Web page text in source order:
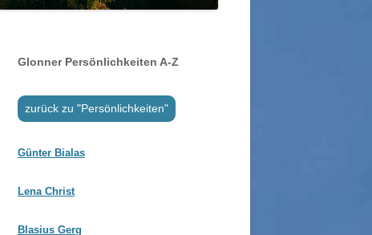
GLONNER BAUDENKMÄLER
Glonner Persönlichkeiten A-Z
zurück zu "Persönlichkeiten"
Günter Bialas
Lena Christ
Blasius Gerg